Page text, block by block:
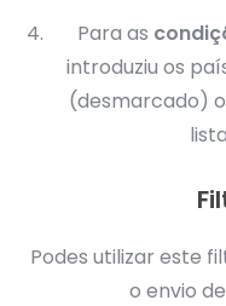
Para as
introduziu os
(desmarcado)
Podes utilizar este
o envio